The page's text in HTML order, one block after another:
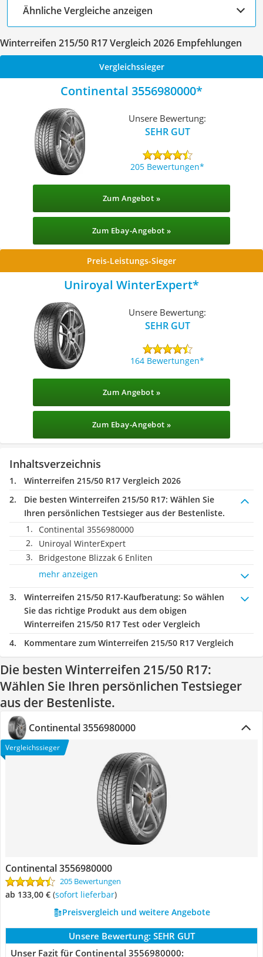
Ähnliche Vergleiche anzeigen
Winterreifen 215/50 R17 Vergleich 2026 Empfehlungen
Vergleichssieger
Continental 3556980000
Unsere Bewertung:
SEHR GUT
205 Bewertungen
Zum Angebot »
Zum Ebay-Angebot »
Preis-Leistungs-Sieger
Uniroyal WinterExpert
Unsere Bewertung:
SEHR GUT
164 Bewertungen
Zum Angebot »
Zum Ebay-Angebot »
Inhaltsverzeichnis
Winterreifen 215/50 R17 Vergleich 2026
Die besten Winterreifen 215/50 R17: Wählen Sie
Ihren persönlichen Testsieger aus der Bestenliste.
Continental 3556980000
Uniroyal WinterExpert
Bridgestone Blizzak 6 Enliten
mehr anzeigen
Winterreifen 215/50 R17-Kaufberatung: So wählen
Sie das richtige Produkt aus dem obigen
Winterreifen 215/50 R17 Test oder Vergleich
Kommentare zum Winterreifen 215/50 R17 Vergleich
Die besten Winterreifen 215/50 R17:
Wählen Sie Ihren persönlichen Testsieger
aus der Bestenliste.
Continental 3556980000
Vergleichssieger
Continental 3556980000
205 Bewertungen
ab 133,00 € ( Sofort lieferbar)
Preisvergleich und weitere Angebote
Unsere Bewertung: SEHR GUT
Unser Fazit für Continental 3556980000: